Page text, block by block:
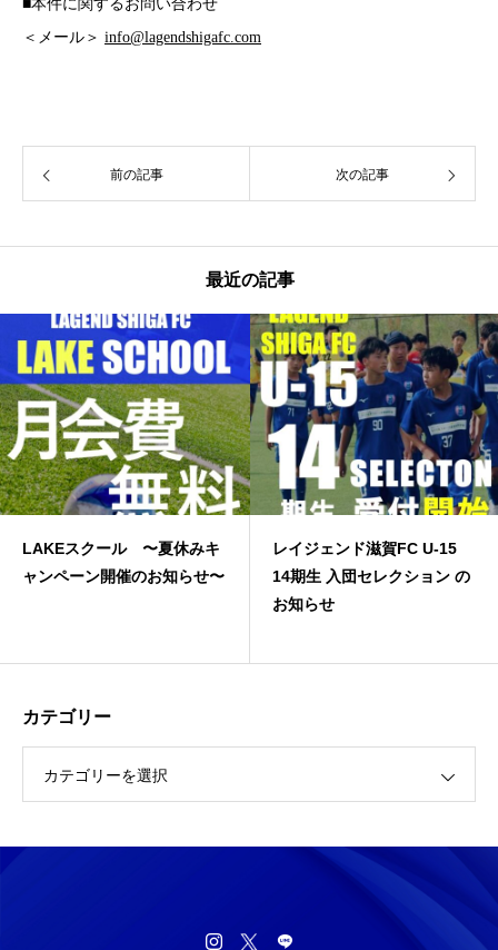
■本件に関するお問い合わせ
＜メール＞ info@lagendshigafc.com
前の記事 次の記事
最近の記事
〜夏休みキ
のお知らせ〜
レイジェンド滋賀FC U-15
14期生 入団セレクション の
JFA高円宮３
カテゴリー
カテゴリーを選択